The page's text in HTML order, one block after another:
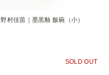
野村佳苗｜墨黒釉 飯碗（小）
SOLD OUT